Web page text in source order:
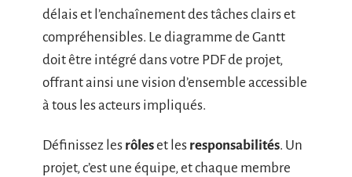
délais et l’enchaînement des tâches clairs et
compréhensibles. Le diagramme de Gantt
doit être intégré dans votre PDF de projet,
offrant ainsi une vision d’ensemble accessible
à tous les acteurs impliqués.
Définissez les rôleset les responsabilités. Un
projet, c’est une équipe, et chaque membre